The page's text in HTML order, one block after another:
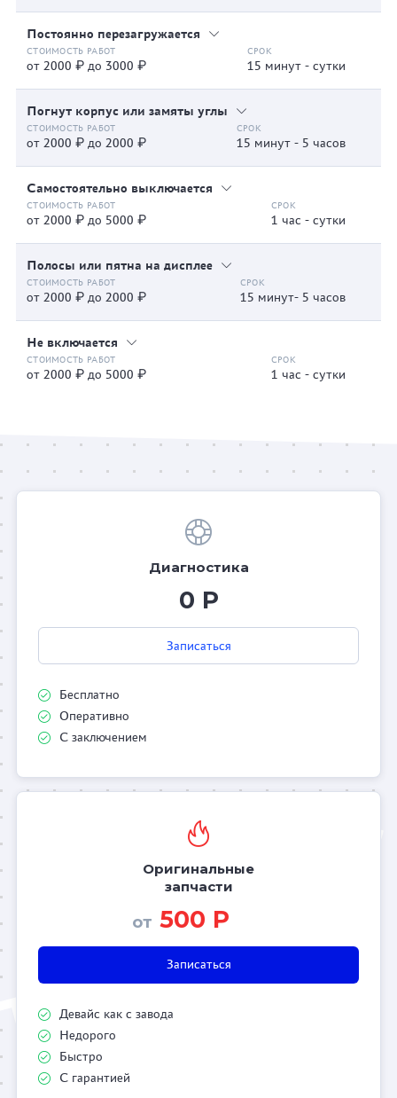
Постоянно перезагружается
от 2000 ₽ до 3000 ₽ 15 минут - сутки
Погнут корпус или замяты углы
от 2000 ₽ до 2000 ₽ 15 минут - 5 часов
Самостоятельно выключается
от 2000 ₽ до 5000 ₽ 1 час - сутки
Полосы или пятна на дисплее
от 2000 ₽ до 2000 ₽ 15 минут- 5 часов
Не включается
от 2000 ₽ до 5000 ₽ 1 час - сутки
Диагностика
0 Р
Записаться
Бесплатно
Оперативно
С заключением
Оригинальные
запчасти
от 500 Р
Записаться
Девайс как с завода
Недорого
Быстро
С гарантией